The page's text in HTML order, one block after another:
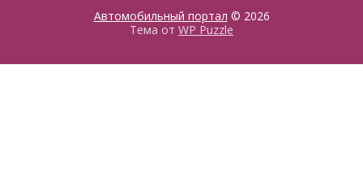
Автомобильный портал © 2026
Тема от WP Puzzle